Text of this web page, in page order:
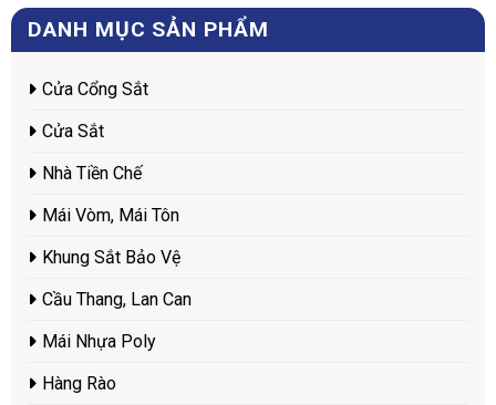
DANH MỤC SẢN PHẨM
Cửa Cổng Sắt
Cửa Sắt
Nhà Tiền Chế
Mái Vòm, Mái Tôn
Khung Sắt Bảo Vệ
Cầu Thang, Lan Can
Mái Nhựa Poly
Hàng Rào